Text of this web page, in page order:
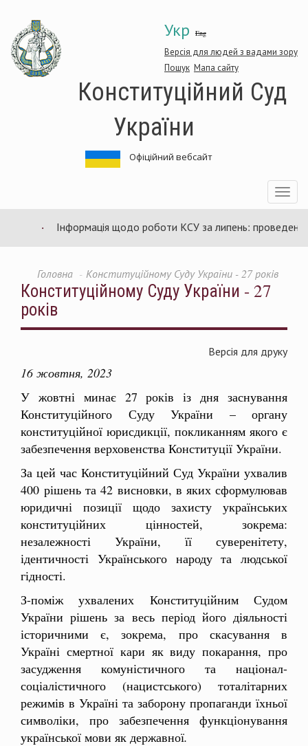
основного
матеріалу
Укр Eng
Версія для людей з вадами зору
Пошук Мапа сайту
Конституційний Суд
України
Офіційний вебсайт
Toggle
Інформація щодо роботи КСУ за липень: проведено 94
Головна Конституційному Суду України - 27 років
Конституційному Суду України - 27
років
Версія для друку
16 жовтня, 2023
У жовтні минає 27 років із дня заснування
Конституційного Суду України – органу
конституційної юрисдикції, покликанням якого є
забезпечення верховенства Конституції України.
За цей час Конституційний Суд України ухвалив
400 рішень та 42 висновки, в яких сформулював
юридичні позиції щодо захисту українських
конституційних цінностей, зокрема:
незалежності України, її суверенітету,
ідентичності Українського народу та людської
гідності.
З-поміж ухвалених Конституційним Судом
України рішень за весь період його діяльності
історичними є, зокрема, про скасування в
Україні смертної кари як виду покарання, про
засудження комуністичного та націонал-
соціалістичного (нацистського) тоталітарних
режимів в Україні та заборону пропаганди їхньої
символіки, про забезпечення функціонування
української мови як державної.